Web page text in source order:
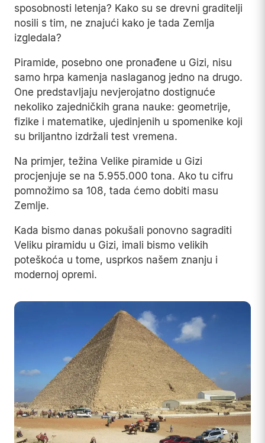
sposobnosti letenja? Kako su se drevni graditelji
nosili s tim, ne znajući kako je tada Zemlja
izgledala?
Piramide, posebno one pronađene u Gizi, nisu
samo hrpa kamenja naslaganog jedno na drugo.
One predstavljaju nevjerojatno dostignuće
nekoliko zajedničkih grana nauke: geometrije,
fizike i matematike, ujedinjenih u spomenike koji
su briljantno izdržali test vremena.
Na primjer, težina Velike piramide u Gizi
procjenjuje se na 5.955.000 tona. Ako tu cifru
pomnožimo sa 108, tada ćemo dobiti masu
Zemlje.
Kada bismo danas pokušali ponovno sagraditi
Veliku piramidu u Gizi, imali bismo velikih
poteškoća u tome, usprkos našem znanju i
modernoj opremi.